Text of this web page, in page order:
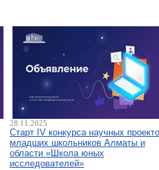
28.11.2025
Старт IV конкурса научных
младших школьников Алматы и
области «Школа юных
исследователей»